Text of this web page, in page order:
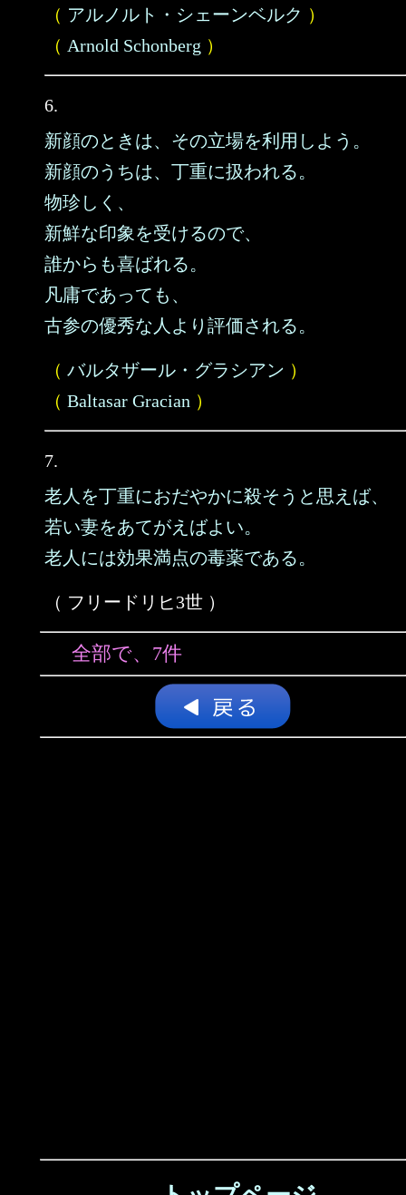
（ アルノルト・シェーンベルク ）
（ Arnold Schonberg ）
6.
新顔のときは、その立場を利用しよう。
新顔のうちは、丁重に扱われる。
物珍しく、
新鮮な印象を受けるので、
誰からも喜ばれる。
凡庸であっても、
古参の優秀な人より評価される。
（ バルタザール・グラシアン ）
（ Baltasar Gracian ）
7.
老人を丁重におだやかに殺そうと思えば、
若い妻をあてがえばよい。
老人には効果満点の毒薬である。
（ フリードリヒ3世 ）
全部で、7件